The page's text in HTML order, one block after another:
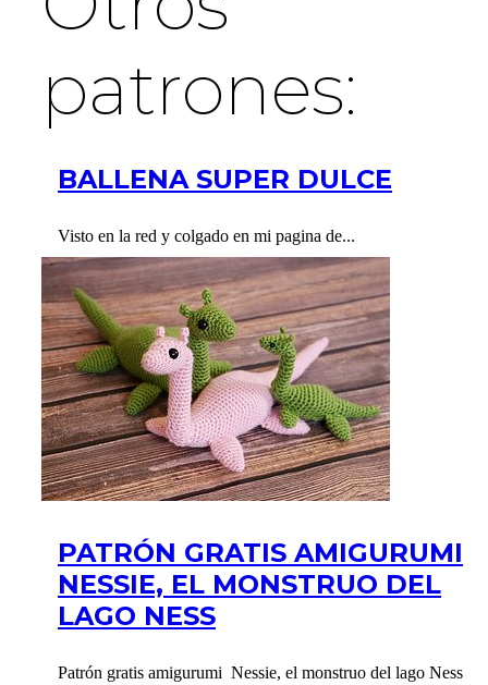
patrones:
BALLENA SUPER DULCE
Visto en la red y colgado en mi pagina de...
PATRÓN GRATIS AMIGURUMI
NESSIE, EL MONSTRUO DEL
LAGO NESS
Patrón gratis amigurumi Nessie, el monstruo del lago Ness